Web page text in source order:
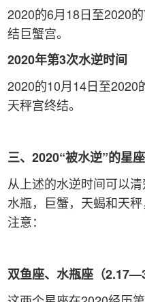
2020的6月18日至2020
结巨蟹宫。
2020年第3次水逆时间
2020的10月14日至2020
天秤宫终结。
三、2020“被水逆”的星
从上述的水逆时间可以清
水瓶，巨蟹，天蝎和天
注意：
双鱼座、水瓶座（